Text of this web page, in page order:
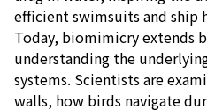
efficient swimsuits and ship
Today, biomimicry extends
understanding the
systems. Scientists are
walls, how birds navigate